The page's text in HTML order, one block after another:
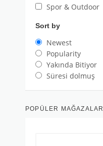
Spor & Outdoor
Sort by
Newest
Popularity
Yakında Bitiyor
Süresi dolmuş
POPÜLER MAĞAZALAR